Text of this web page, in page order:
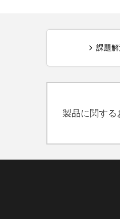
課題
製品に関する